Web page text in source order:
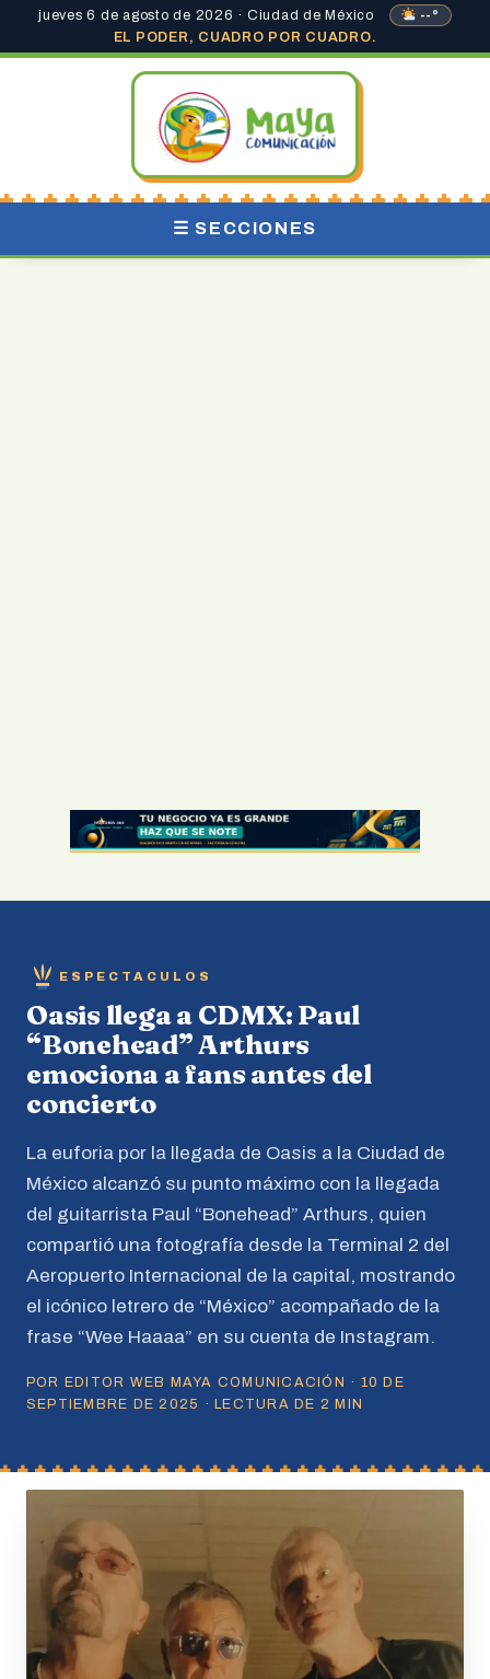
jueves 6 de agosto de 2026 · Ciudad de México
--°
EL PODER, CUADRO POR CUADRO.
☰ SECCIONES
ESPECTACULOS
Oasis llega a CDMX: Paul
“Bonehead” Arthurs
emociona a fans antes del
concierto
La euforia por la llegada de Oasis a la Ciudad de
México alcanzó su punto máximo con la llegada
del guitarrista Paul “Bonehead” Arthurs, quien
compartió una fotografía desde la Terminal 2 del
Aeropuerto Internacional de la capital, mostrando
el icónico letrero de “México” acompañado de la
frase “Wee Haaaa” en su cuenta de Instagram.
POR EDITOR WEB MAYA COMUNICACIÓN · 10 DE
SEPTIEMBRE DE 2025 · LECTURA DE 2 MIN